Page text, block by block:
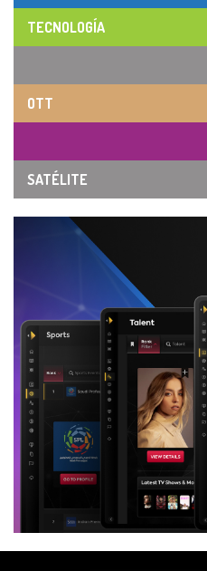
TECNOLOGÍA
OTT
SATÉLITE